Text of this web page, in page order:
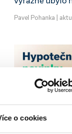
o cookies
Pavel Pohanka